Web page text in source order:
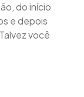
do início
e depois
você